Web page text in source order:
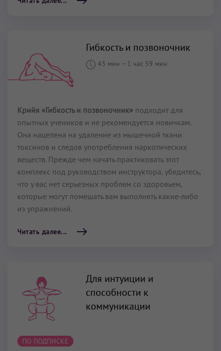
Гибкость и позвоночник
43 мин – 1 час 59 мин
Крийя «Гибкость и позвоночник» подходит для
опытных учеников и не рекомендуется новичкам.
Она нацелена на удаление из мышечной ткани
токсинов и следов употребления наркотических
веществ. Прежде чем начать практиковать этот
комплекс под руководством инструктора, убедитесь,
что у вас нет серьезных проблем со здоровьем,
которые могут помешать вам выполнять какие-либо
из упражнений.
Читать далее...
Для интуиции и
способности к
коммуникации
ПО ПОДПИСКЕ